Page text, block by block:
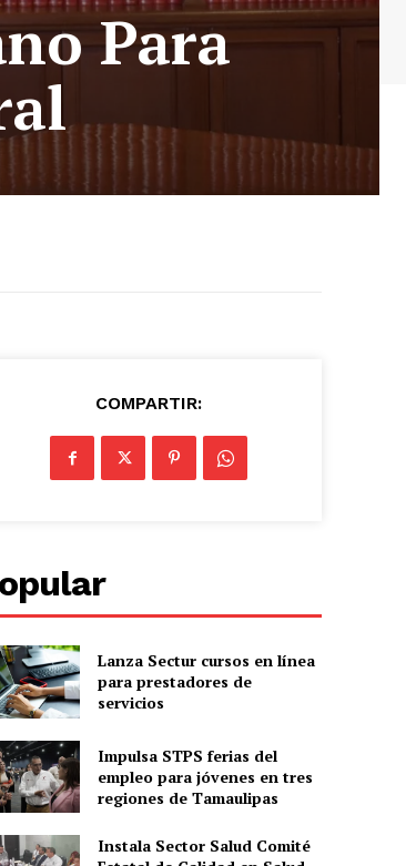
Para
COMPARTIR:
Lanza Sectur cursos en línea
para prestadores de
servicios
Impulsa STPS ferias del
empleo para jóvenes en tres
regiones de Tamaulipas
Instala Sector Salud Comité